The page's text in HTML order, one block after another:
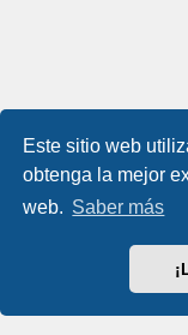
Este sitio web
obtenga la mejor
web. Saber más